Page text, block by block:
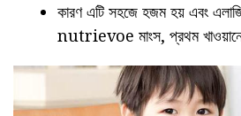
কারণ এটি সহজে হজম হয় এবং
nutrievoe মাংস, প্রথম